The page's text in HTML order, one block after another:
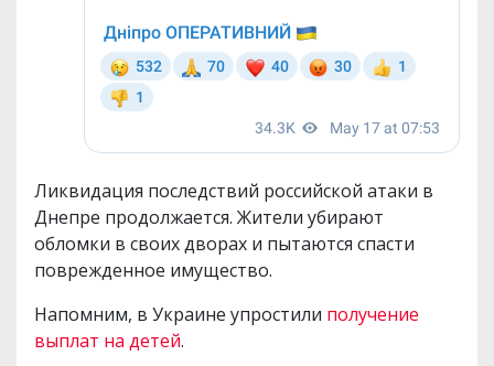
Ликвидация последствий российской атаки в
Днепре продолжается. Жители убирают
обломки в своих дворах и пытаются спасти
поврежденное имущество.
Напомним, в Украине упростили получение
выплат на детей.